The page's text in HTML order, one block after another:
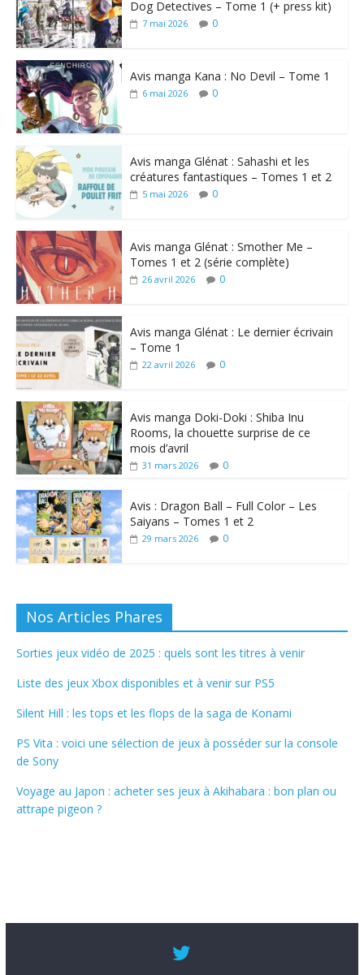
Dog Detectives – Tome 1 (+ press kit)
7 mai 2026 0
Avis manga Kana : No Devil – Tome 1
6 mai 2026 0
Avis manga Glénat : Sahashi et les
créatures fantastiques – Tomes 1 et 2
5 mai 2026 0
Avis manga Glénat : Smother Me –
Tomes 1 et 2 (série complète)
26 avril 2026 0
Avis manga Glénat : Le dernier écrivain
– Tome 1
22 avril 2026 0
Avis manga Doki-Doki : Shiba Inu
Rooms, la chouette surprise de ce
mois d’avril
31 mars 2026 0
Avis : Dragon Ball – Full Color – Les
Saiyans – Tomes 1 et 2
29 mars 2026 0
Nos Articles Phares
Sorties jeux vidéo de 2025 : quels sont les titres à venir
Liste des jeux Xbox disponibles et à venir sur PS5
Silent Hill : les tops et les flops de la saga de Konami
PS Vita : voici une sélection de jeux à posséder sur la console
de Sony
Voyage au Japon : acheter ses jeux à Akihabara : bon plan ou
attrape pigeon ?